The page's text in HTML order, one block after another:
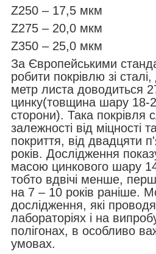
Z250 – 17,5 мкм
Z275 – 20,0 мкм
Z350 – 25,0 мкм
За Європейськими
робити покрівлю зі
метр листа доводиться
цинку(товщина шару 18-
сторони). Така покрівля
залежності від міцності
покриття, від двадцяти
років. Дослідження
масою цинкового шару
тобто вдвічі менше,
на 7 – 10 років раніше.
дослідження, які
лабораторіях і на
полігонах, в особливо
умовах.